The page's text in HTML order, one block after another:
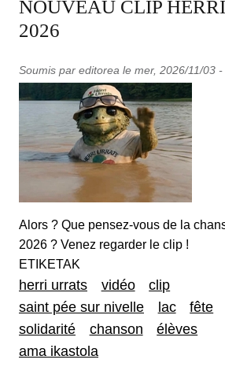
NOUVEAU CLIP
2026
Soumis par editorea le mer, 2026/11/03
Alors ? Que pensez-vous de la
2026 ? Venez regarder le clip !
ETIKETAK
herri urrats vidéo
clip
saint pée sur nivelle
lac
fête
solidarité
chanson
élèves
ama ikastola